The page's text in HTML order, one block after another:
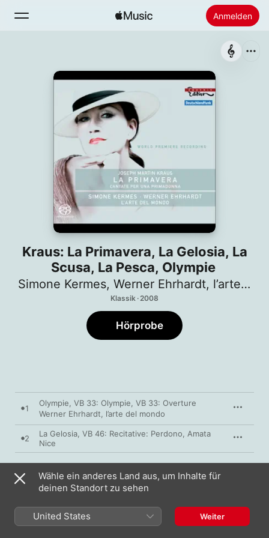
Anmelden
Startseite
Apple Music installieren
Kraus: La Primavera, La Gelosia, La
Scusa, La Pesca, Olympie
Simone Kermes, Werner Ehrhardt, l’arte del mondo
Klassik · 2008
Hörprobe
1
Olympie, VB 33: Olympie, VB 33: Overture
Werner Ehrhardt
l’arte del mondo
2
La Gelosia, VB 46: Recitative: Perdono, Amata
Nice
3 La Gelosia, VB 46: Aria: Bei Labbri
La Gelosia, VB 46: Recitative: Son Reo, Non Mi
La Gelosia, VB 46: Aria: Aime! Giurai Fidarmi
Wähle ein anderes Land aus, um Inhalte für
deinen Standort zu sehen
United States Weiter